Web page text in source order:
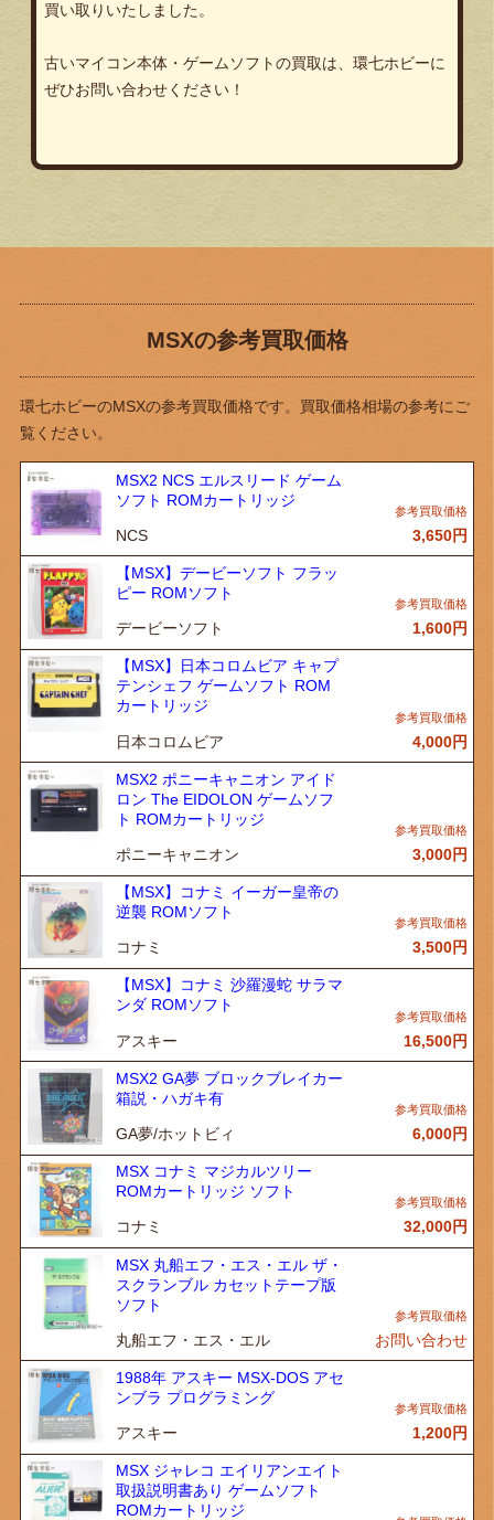
買い取りいたしました。
古いマイコン本体・ゲームソフトの買取は、環七ホビーに
ぜひお問い合わせください！
MSXの参考買取価格
環七ホビーのMSXの参考買取価格です。買取価格相場の参考にご
覧ください。
MSX2 NCS エルスリード ゲーム
ソフト ROMカートリッジ
NCS 3,650円
【MSX】デービーソフト フラッ
ピー ROMソフト
デービーソフト 1,600円
【MSX】日本コロムビア キャプ
テンシェフ ゲームソフト ROM
カートリッジ
日本コロムビア 4,000円
MSX2 ポニーキャニオン アイド
ロン The EIDOLON ゲームソフ
ト ROMカートリッジ
ポニーキャニオン 3,000円
【MSX】コナミ イーガー皇帝の
逆襲 ROMソフト
コナミ 3,500円
【MSX】コナミ 沙羅漫蛇 サラマ
ンダ ROMソフト
アスキー 16,500円
MSX2 GA夢 ブロックブレイカー
箱説・ハガキ有
GA夢/ホットビィ 6,000円
MSX コナミ マジカルツリー
ROMカートリッジ ソフト
コナミ 32,000円
MSX 丸船エフ・エス・エル ザ・
スクランブル カセットテープ版
ソフト
丸船エフ・エス・エル お問い合わせ
1988年 アスキー MSX-DOS アセ
ンブラ プログラミング
アスキー 1,200円
MSX ジャレコ エイリアンエイト
取扱説明書あり ゲームソフト
ROMカートリッジ